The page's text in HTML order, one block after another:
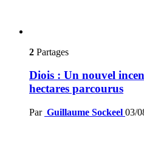
2 Partages
Diois : Un nouvel
hectares parcourus
Par Guillaume Sockeel 03/